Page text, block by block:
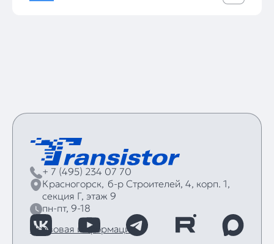
+ 7 (495) 234 07 70
Красногорск, б‑р Строителей, 4, корп. 1,
секция Г, этаж 9
пн-пт, 9-18
Правовая информация